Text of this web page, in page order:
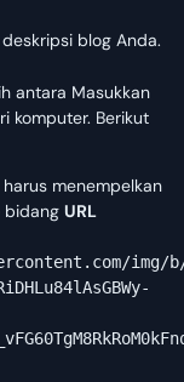
blog Anda.
antara Masukkan
komputer. Berikut
menempelkan
bidang URL
img/b/